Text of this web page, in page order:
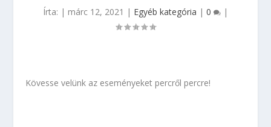
Írta: | márc 12, 2021 | Egyéb kategória | 0 |
Kövesse velünk az eseményeket percről percre!